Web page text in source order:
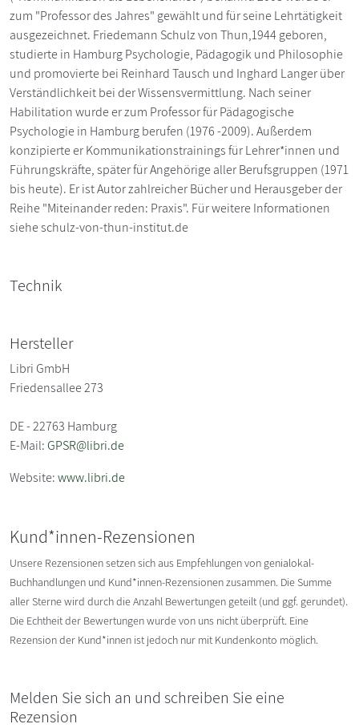
zum "Professor des Jahres" gewählt und für seine Lehrtätigkeit
ausgezeichnet. Friedemann Schulz von Thun,1944 geboren,
studierte in Hamburg Psychologie, Pädagogik und Philosophie
und promovierte bei Reinhard Tausch und Inghard Langer über
Verständlichkeit bei der Wissensvermittlung. Nach seiner
Habilitation wurde er zum Professor für Pädagogische
Psychologie in Hamburg berufen (1976 -2009). Außerdem
konzipierte er Kommunikationstrainings für Lehrer*innen und
Führungskräfte, später für Angehörige aller Berufsgruppen (1971
bis heute). Er ist Autor zahlreicher Bücher und Herausgeber der
Reihe "Miteinander reden: Praxis". Für weitere Informationen
siehe schulz-von-thun-institut.de
Technik
Hersteller
Libri GmbH
Friedensallee 273
DE - 22763 Hamburg
E-Mail:GPSR@libri.de
Website:www.libri.de
Kund*innen-Rezensionen
Unsere Rezensionen setzen sich aus Empfehlungen von genialokal-
Buchhandlungen und Kund*innen-Rezensionen zusammen. Die Summe
aller Sterne wird durch die Anzahl Bewertungen geteilt (und ggf. gerundet).
Die Echtheit der Bewertungen wurde von uns nicht überprüft. Eine
Rezension der Kund*innen ist jedoch nur mit Kundenkonto möglich.
Melden Sie sich an und schreiben Sie eine
Rezension